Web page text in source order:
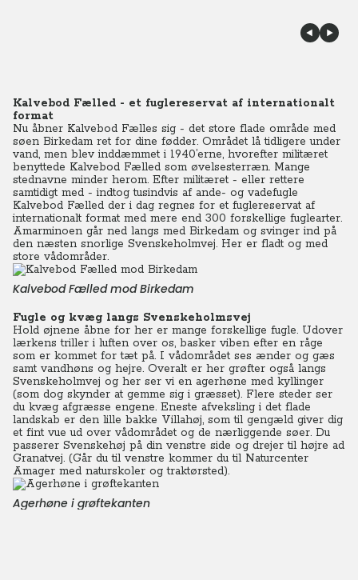
Kalvebod Fælled - et fuglereservat af internationalt
format
Nu åbner Kalvebod Fælles sig - det store flade område med
søen Birkedam ret for dine fødder. Området lå tidligere under
vand, men blev inddæmmet i 1940’erne, hvorefter militæret
benyttede Kalvebod Fælled som øvelsesterræn. Mange
stednavne minder herom. Efter militæret - eller rettere
samtidigt med - indtog tusindvis af ande- og vadefugle
Kalvebod Fælled der i dag regnes for et fuglereservat af
internationalt format med mere end 300 forskellige fuglearter.
Amarminoen går ned langs med Birkedam og svinger ind på
den næsten snorlige Svenskeholmvej. Her er fladt og med
store vådområder.
Kalvebod Fælled mod Birkedam
Fugle og kvæg langs Svenskeholmsvej
Hold øjnene åbne for her er mange forskellige fugle. Udover
lærkens triller i luften over os, basker viben efter en råge
som er kommet for tæt på. I vådområdet ses ænder og gæs
samt vandhøns og hejre. Overalt er her grøfter også langs
Svenskeholmvej og her ser vi en agerhøne med kyllinger
(som dog skynder at gemme sig i græsset). Flere steder ser
du kvæg afgræsse engene. Eneste afveksling i det flade
landskab er den lille bakke Villahøj, som til gengæld giver dig
et fint vue ud over vådområdet og de nærliggende søer. Du
passerer Svenskehøj på din venstre side og drejer til højre ad
Granatvej. (Går du til venstre kommer du til Naturcenter
Amager med naturskoler og traktørsted).
Agerhøne i grøftekanten